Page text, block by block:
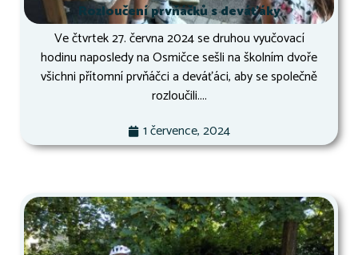
Rozloučení prvňáčků s deváťáky
Ve čtvrtek 27. června 2024 se druhou vyučovací
hodinu naposledy na Osmičce sešli na školním dvoře
všichni přítomní prvňáčci a deváťáci, aby se společně
rozloučili....
1 července, 2024